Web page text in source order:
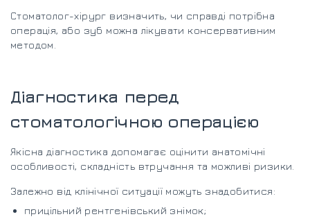
Стоматолог-хірург визначить, чи справді потрібна
операція, або зуб можна лікувати консервативним
методом.
Діагностика перед
стоматологічною операцією
Якісна діагностика допомагає оцінити анатомічні
особливості, складність втручання та можливі ризики.
Залежно від клінічної ситуації можуть знадобитися:
прицільний рентгенівський знімок;